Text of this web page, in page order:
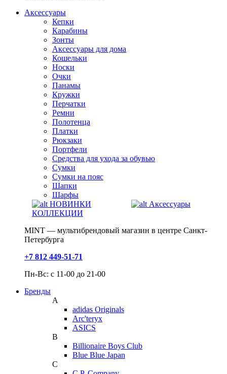
Аксессуары
Кепки
Карабины
Зонты
Аксессуары для дома
Кошельки
Носки
Очки
Панамы
Кружки
Перчатки
Ремни
Полотенца
Платки
Рюкзаки
Портфели
Средства для ухода за обувью
Сумки
Сумки на пояс
Шапки
Шарфы
НОВИНКИ
КОЛЛЕКЦИИ
Аксессуары
MINT — мультибрендовый магазин в центре Санкт-
Петербурга
+7 812 449-51-71
Пн-Вс: с 11-00 до 21-00
Бренды
A
adidas Originals
Arc'teryx
ASICS
B
Billionaire Boys Club
Blue Blue Japan
C